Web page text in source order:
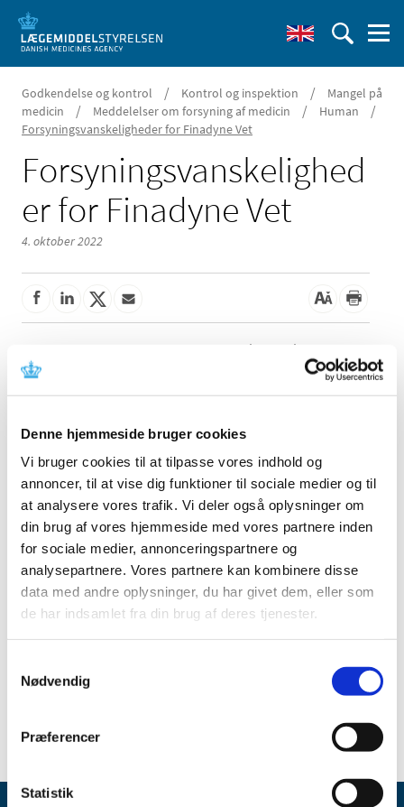
Denne hjemmeside bruger cookies
Vi bruger cookies til at tilpasse vores indhold og
annoncer, til at vise dig funktioner til sociale medier og til
at analysere vores trafik. Vi deler også oplysninger om
din brug af vores hjemmeside med vores partnere inden
for sociale medier, annonceringspartnere og
analysepartnere. Vores partnere kan kombinere disse
data med andre oplysninger, du har givet dem, eller som
de har indsamlet fra din brug af deres tjenester.
Nødvendig
Præferencer
Statistik
Godkendelse og kontrol / Kontrol og inspektion /
Mangel på
medicin
/ Meddelelser om forsyning af medicin / Human /
Forsyningsvanskeligheder for Finadyne Vet
Forsyningsvanskelighed
er for Finadyne Vet
4. oktober 2022
Der er aktuelle problemer med forsyningen Finadyne Vet.
50 mg/g oral pasta fra MSD Animal Health A/S.
Aktivt stof:Flunixin
ATC-kode: QM01AG90
Forventet periode: Start september – midt november
2022
Årsag:Forsinkelser hos fremstiller
Virksomhed:Animal Health A/S
Spørgsmål om aktuel status skal stilles til virksomheden.
Gå til Lægemiddelstyrelsens
Meddelelser om forsyning af
medicin.